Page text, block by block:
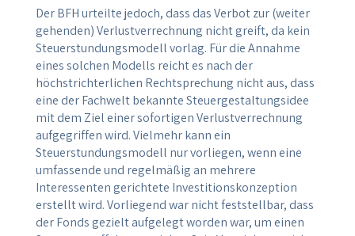
Der BFH urteilte jedoch, dass das Verbot zur (weiter
gehenden) Verlustverrechnung nicht greift, da kein
Steuerstundungsmodell vorlag. Für die Annahme
eines solchen Modells reicht es nach der
höchstrichterlichen Rechtsprechung nicht aus, dass
eine der Fachwelt bekannte Steuergestaltungsidee
mit dem Ziel einer sofortigen Verlustverrechnung
aufgegriffen wird. Vielmehr kann ein
Steuerstundungsmodell nur vorliegen, wenn eine
umfassende und regelmäßig an mehrere
Interessenten gerichtete Investitionskonzeption
erstellt wird. Vorliegend war nicht feststellbar, dass
der Fonds gezielt aufgelegt worden war, um einen